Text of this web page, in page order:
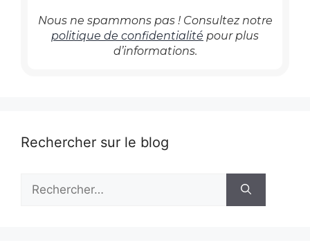
Nous ne spammons pas ! Consultez notre
politique de confidentialité pour plus
d’informations.
Rechercher sur le blog
Rechercher :